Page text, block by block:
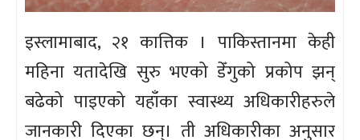
इस्लामाबाद, २१ कात्तिक । पाकिस्तानमा केही
महिना यतादेखि सुरु भएको डेँगुको प्रकोप झन्
बढेको पाइएको यहाँका स्वास्थ्य अधिकारीहरुले
जानकारी दिएका छन्। ती अधिकारीका अनुसार